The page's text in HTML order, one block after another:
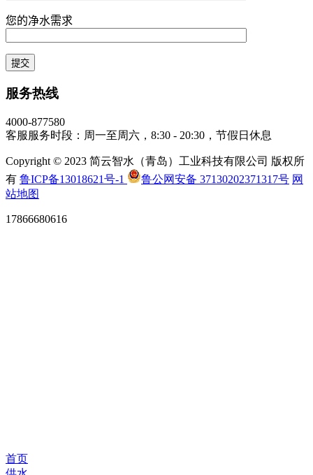
您的净水需求
服务热线
4000-877580
客服服务时段：周一至周六，8:30 - 20:30，节假日休息
Copyright © 2023 简云智水（青岛）工业科技有限公司 版权所
有 鲁ICP备13018621号-1 鲁公网安备 37130202371317号 网
站地图
17866680616
首页